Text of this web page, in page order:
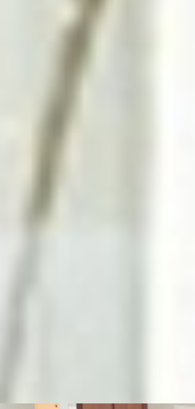
Somos herederos de
contamos con la
el sector de la elevación.